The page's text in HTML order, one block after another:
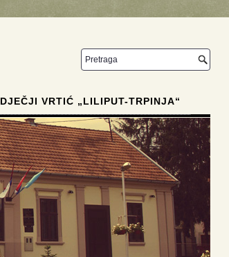
DJEČJI VRTIĆ „LILIPUT-TRPINJA“